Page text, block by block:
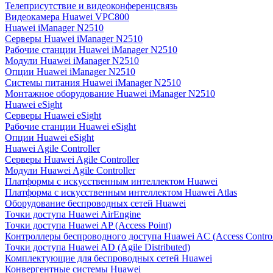
Телеприсутствие и видеоконференцсвязь
Видеокамера Huawei VPC800
Huawei iManager N2510
Серверы Huawei iManager N2510
Рабочие станции Huawei iManager N2510
Модули Huawei iManager N2510
Опции Huawei iManager N2510
Системы питания Huawei iManager N2510
Монтажное оборудование Huawei iManager N2510
Huawei eSight
Серверы Huawei eSight
Рабочие станции Huawei eSight
Опции Huawei eSight
Huawei Agile Controller
Серверы Huawei Agile Controller
Модули Huawei Agile Controller
Платформы с искусственным интеллектом Huawei
Платформа с искусственным интеллектом Huawei Atlas
Оборудование беспроводных сетей Huawei
Точки доступа Huawei AirEngine
Точки доступа Huawei AP (Access Point)
Контроллеры беспроводного доступа Huawei AC (Access
Точки доступа Huawei AD (Agile Distributed)
Комплектующие для беспроводных сетей Huawei
Конвергентные системы Huawei